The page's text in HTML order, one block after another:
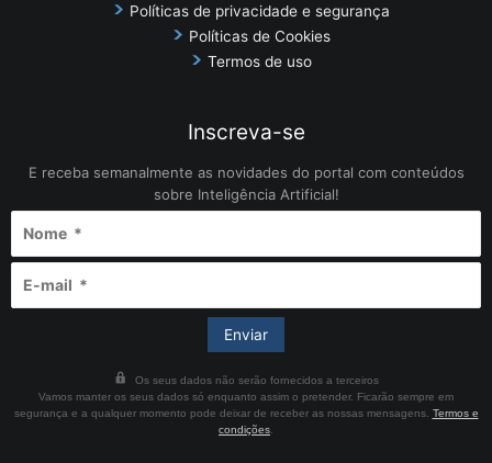
Políticas de privacidade e segurança
Políticas de Cookies
Termos de uso
Inscreva-se
E receba semanalmente as novidades do portal com conteúdos
sobre Inteligência Artificial!
Os seus dados não serão fornecidos a terceiros
Vamos manter os seus dados só enquanto assim o pretender. Ficarão sempre em
segurança e a qualquer momento pode deixar de receber as nossas mensagens. Termos e
condições